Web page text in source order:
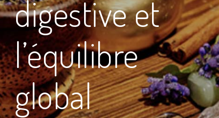
digestive et
l’équilibre
global